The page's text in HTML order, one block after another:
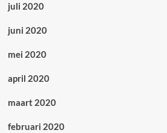
juli 2020
juni 2020
mei 2020
april 2020
maart 2020
februari 2020